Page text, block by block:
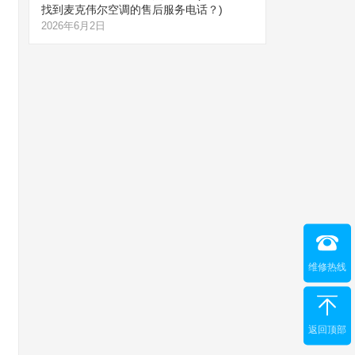
找到麦克伟尔空调的售后服务电话？)
2026年6月2日
维修热线
返回顶部